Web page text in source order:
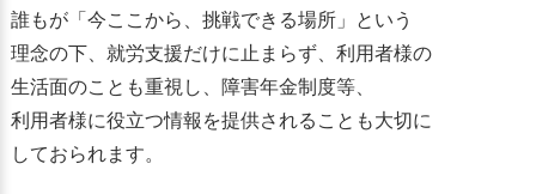
誰もが「今ここから、挑戦できる場所」という
理念の下、就労支援だけに止まらず、利用者様の
生活面のことも重視し、障害年金制度等、
利用者様に役立つ情報を提供されることも大切に
しておられます。